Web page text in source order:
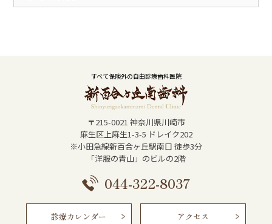
すべて保険外の自由診療歯科医院
〒215-0021 神奈川県川崎市
麻生区上麻生1-3-5 ドレイク202
※小田急線新百合ヶ丘駅南口 徒歩3分
「洋服の青山」のビルの2階
044-322-8037
診療カレンダー アクセス